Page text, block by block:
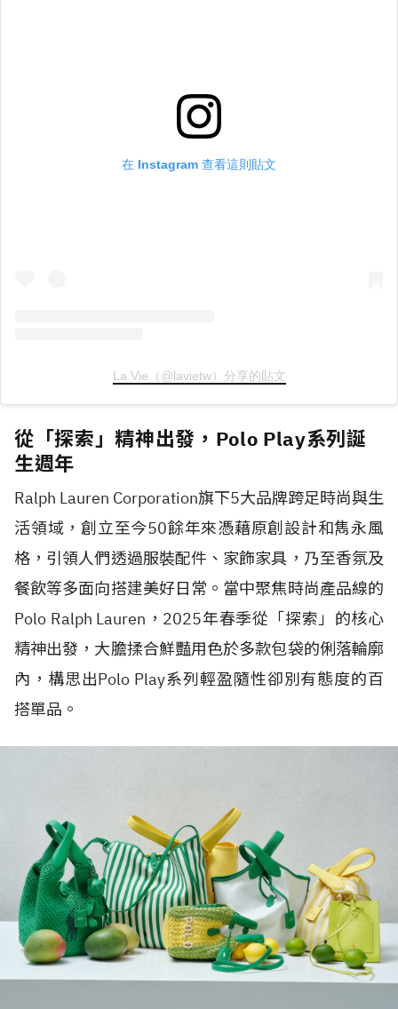
在 Instagram 查看這則貼文
La Vie（@lavietw）分享的貼文
從「探索」精神出發，Polo Play系列誕
生週年
Ralph Lauren Corporation旗下5大品牌跨足時尚與生
活領域，創立至今50餘年來憑藉原創設計和雋永風
格，引領人們透過服裝配件、家飾家具，乃至香氛及
餐飲等多面向搭建美好日常。當中聚焦時尚產品線的
Polo Ralph Lauren，2025年春季從「探索」的核心
精神出發，大膽揉合鮮豔用色於多款包袋的俐落輪廓
內，構思出Polo Play系列輕盈隨性卻別有態度的百
搭單品。